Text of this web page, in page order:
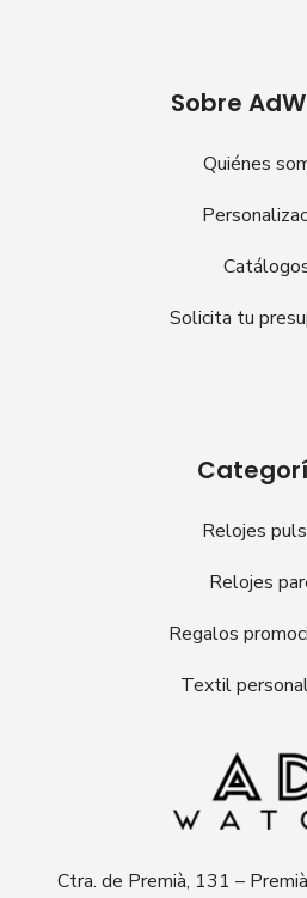
Sobre
Quiénes
Solicita tu
Relojes
Relojes
Regalos
Textil
Ctra. de Premià, 131 –